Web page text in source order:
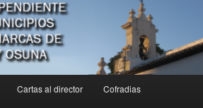
Cartas al director Cofradias